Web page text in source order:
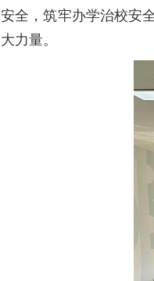
安全，筑牢办学治校安
大力量。